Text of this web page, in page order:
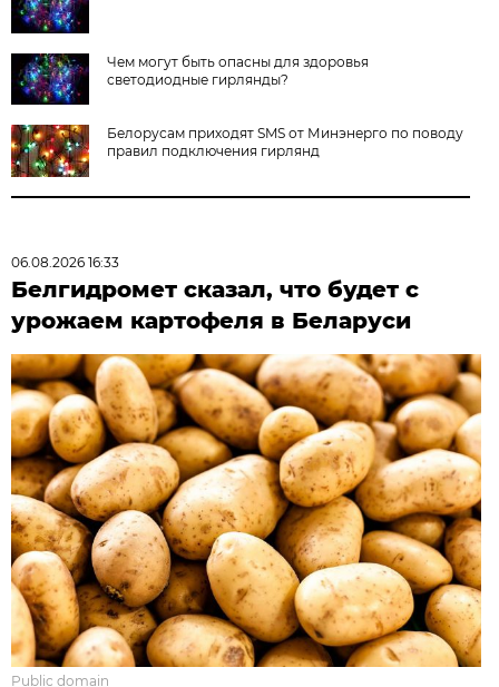
Чем могут быть опасны для здоровья
светодиодные гирлянды?
Белорусам приходят SMS от Минэнерго по поводу
правил подключения гирлянд
06.08.2026 16:33
Белгидромет сказал, что будет с
урожаем картофеля в Беларуси
Public domain